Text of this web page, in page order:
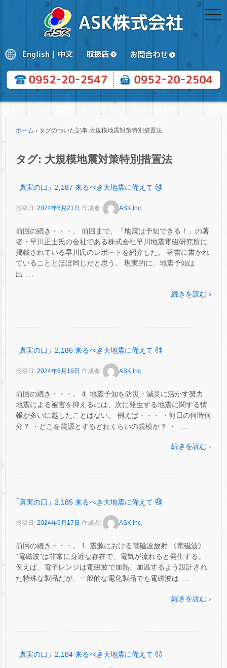
ホーム › タグのついた記事 大規模地震対策特別措置法
タグ: 大規模地震対策特別措置法
｢真実の口」2,187 来るべき大地震に備えて ㊿
投稿日: 2024年6月21日 作成者: ASK Inc.
前回の続き・・・。 前回まで、「地震は予知できる！」の著
者・早川正士氏の会社である株式会社早川地震電磁研究所に
掲載されている早川氏のレポートを紹介した。 著書に書かれ
ていることとほぼ同じだと思う。 現実的に、地震予知は
出 …
続きを読む ›
｢真実の口」2,186 来るべき大地震に備えて ㊾
投稿日: 2024年6月19日 作成者: ASK Inc.
前回の続き・・・。 4. 地震予知を防災・減災に活かす努力
地震による被害を抑えるには、次に発生する地震に関する情
報が多いに越したことはない。 例えば・・・ ・何日の何時何
分？ ・どこを震源とするどれくらいの規模か？ ・
…
続きを読む ›
｢真実の口」2,185 来るべき大地震に備えて ㊽
投稿日: 2024年6月17日 作成者: ASK Inc.
前回の続き・・・。 1. 震源における電磁波放射 《電磁波》
“電磁波”は非常に身近な存在で、電気が流れると発生する。
例えば、電子レンジは電磁波で加熱、加温するよう設計され
た特殊な製品だが、一般的な電化製品でも電磁波は …
続きを読む ›
｢真実の口」2,184 来るべき大地震に備えて ㊼